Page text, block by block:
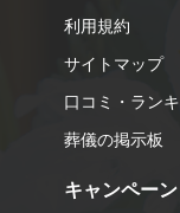
利用規約
サイトマップ
口コミ・ラン
葬儀の掲示板
キャンペーン